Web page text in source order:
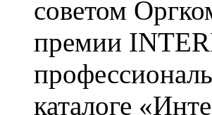
советом
премии
каталоге